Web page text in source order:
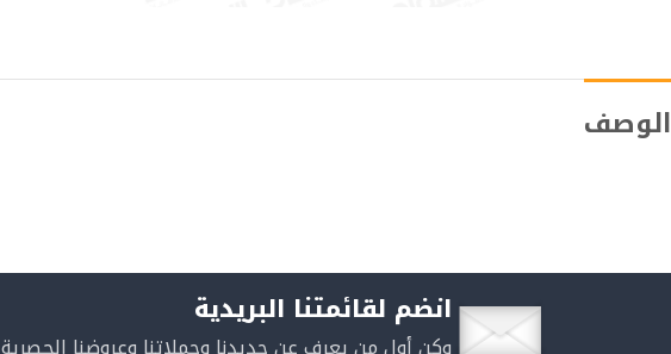
الوصف
انضم لقائمتنا البريدية